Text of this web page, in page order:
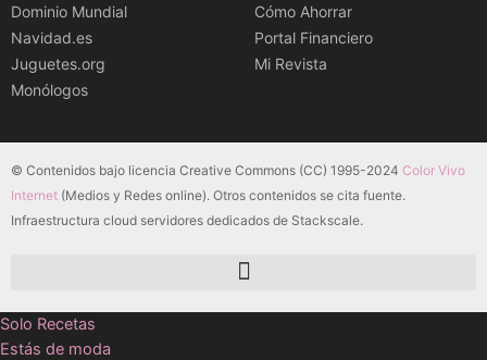
Dominio Mundial
Navidad.es
Juguetes.org
Monólogos
Cómo Ahorrar
Portal Financiero
Mi Revista
© Contenidos bajo licencia Creative Commons (CC) 1995-2024 Color Vivo
Internet (Medios y Redes online). Otros contenidos se cita fuente.
Infraestructura cloud servidores dedicados de Stackscale.
Solo Recetas
Estás de moda